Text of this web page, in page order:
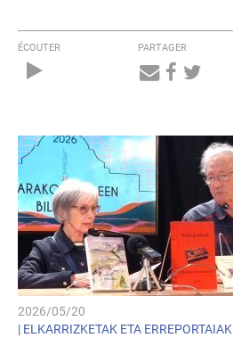
ÉCOUTER PARTAGER
2026/05/20
| ELKARRIZKETAK ETA ERREPORTAIAK